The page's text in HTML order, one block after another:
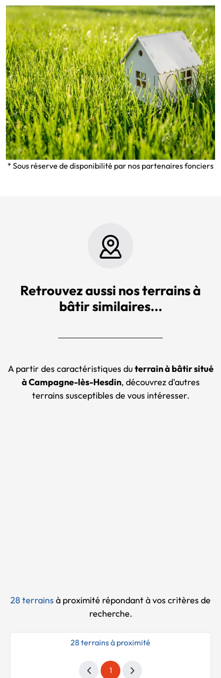
* Sous réserve de disponibilité par nos partenaires fonciers
Retrouvez aussi nos terrains à
bâtir similaires...
A partir des caractéristiques duterrain à bâtir situé
à Campagne-lès-Hesdin, découvrez d'autres
terrains susceptibles de vous intéresser.
28 terrains à proximité répondant à vos critères de
recherche.
28 terrains à proximité
1